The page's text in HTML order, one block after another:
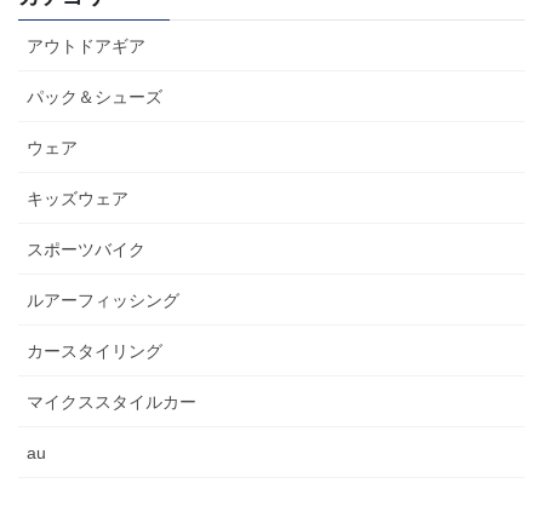
アウトドアギア
パック＆シューズ
ウェア
キッズウェア
スポーツバイク
ルアーフィッシング
カースタイリング
マイクススタイルカー
au